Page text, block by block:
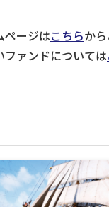
ページはこちらか
ァンドについては